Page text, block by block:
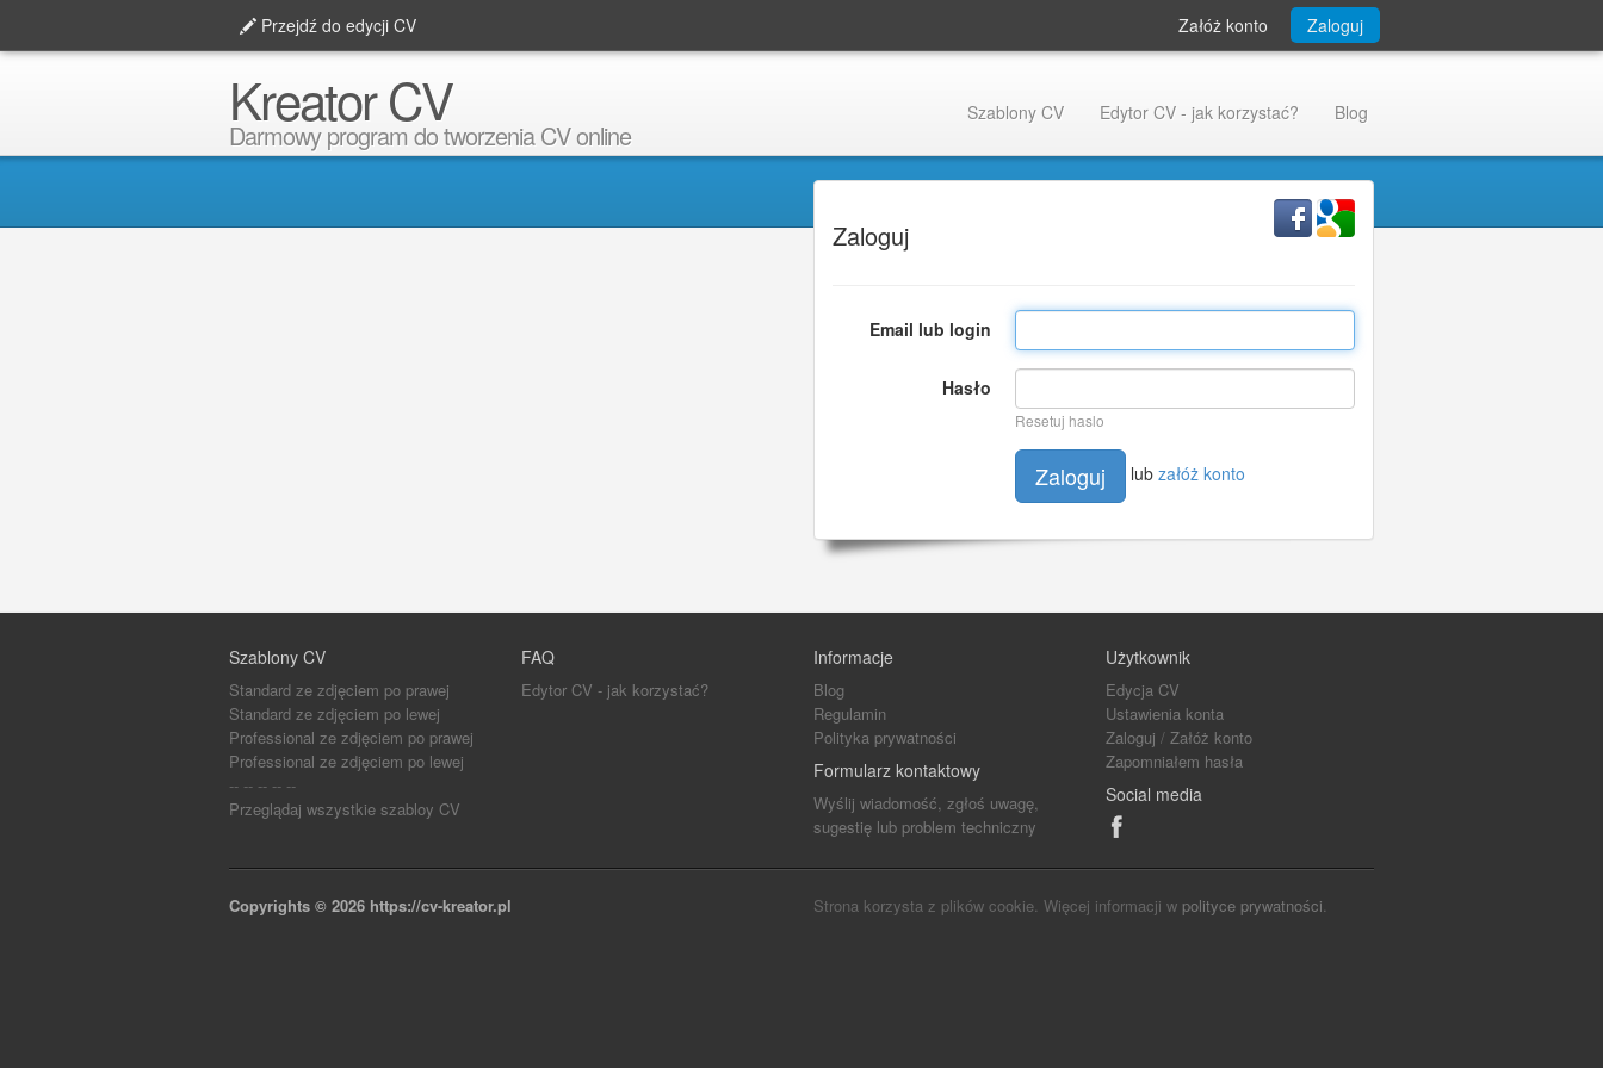
Przejdź do edycji CV Załóż konto Zaloguj
Kreator CV
Darmowy program do tworzenia CV online
Szablony CV Edytor CV - jak korzystać? Blog
Zaloguj
Email lub login
Hasło
Resetuj haslo
Zaloguj lub załóż konto
Szablony CV
Standard ze zdjęciem po prawej
Standard ze zdjęciem po lewej
Professional ze zdjęciem po prawej
Professional ze zdjęciem po lewej
-- -- -- -- --
Przeglądaj wszystkie szabloy CV
FAQ
Edytor CV - jak korzystać?
Informacje
Blog
Regulamin
Polityka prywatności
Formularz kontaktowy
Wyślij wiadomość, zgłoś uwagę,
sugestię lub problem techniczny
Użytkownik
Edycja CV
Ustawienia konta
Zaloguj / Załóż konto
Zapomniałem hasła
Social media
Copyrights © 2026 https://cv-kreator.pl Strona korzysta z plików cookie. Więcej informacji w polityce prywatności.